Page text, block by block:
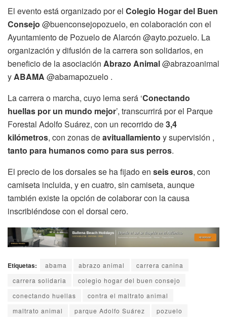
El evento está organizado por el Colegio Hogar del Buen
Consejo @buenconsejopozuelo, en colaboración con el
Ayuntamiento de Pozuelo de Alarcón @ayto.pozuelo. La
organización y difusión de la carrera son solidarios, en
beneficio de la asociación Abrazo Animal@abrazoanimal
yABAMA @abamapozuelo .
La carrera o marcha, cuyo lema será ‘Conectando
huellas por un mundo mejor’, transcurrirá por el Parque
Forestal Adolfo Suárez, con un recorrido de3,4
kilómetros, con zonas deavituallamiento y supervisión ,
tanto para humanos como para sus perros.
El precio de los dorsales se ha fijado en seis euros, con
camiseta incluida, y en cuatro, sin camiseta, aunque
también existe la opción de colaborar con la causa
inscribiéndose con el dorsal cero.
Etiquetas: abama abrazo animal
carrera canina
carrera solidaria
colegio hogar del buen consejo
conectando huellas
contra el maltrato animal
maltrato animal
parque Adolfo Suárez pozuelo